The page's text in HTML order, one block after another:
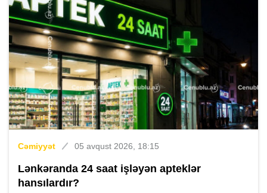
Cəmiyyət 05 avqust 2026, 18:15
Lənkəranda 24 saat işləyən apteklər
hansılardır?